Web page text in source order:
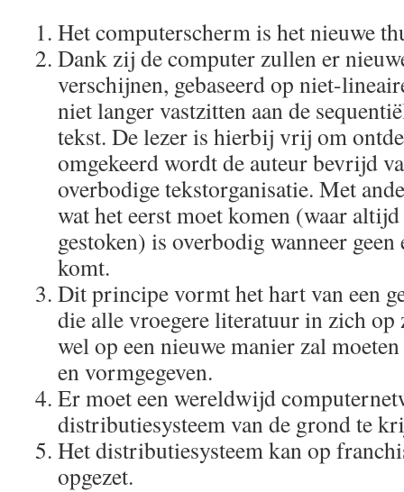
Het computerscherm is het nieuwe
Dank zij de computer zullen er
verschijnen, gebaseerd op niet-
niet langer vastzitten aan de
tekst. De lezer is hierbij vrij om
omgekeerd wordt de auteur bevrijd
overbodige tekstorganisatie. Met
wat het eerst moet komen (waar
gestoken) is overbodig wanneer geen
komt.
Dit principe vormt het hart van een
die alle vroegere literatuur in zich op
wel op een nieuwe manier zal
en vormgegeven.
Er moet een wereldwijd
distributiesysteem van de grond te
Het distributiesysteem kan op
opgezet.